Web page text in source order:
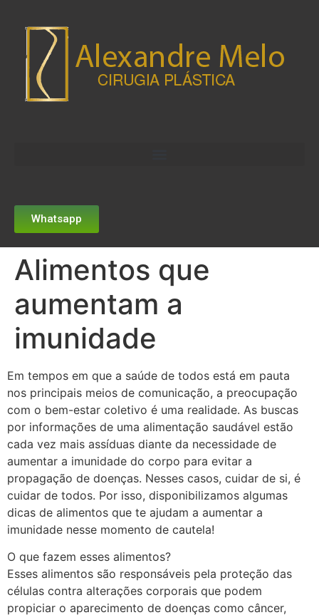
Whatsapp
Alimentos que
aumentam a
imunidade
Em tempos em que a saúde de todos está em pauta
nos principais meios de comunicação, a preocupação
com o bem-estar coletivo é uma realidade. As buscas
por informações de uma alimentação saudável estão
cada vez mais assíduas diante da necessidade de
aumentar a imunidade do corpo para evitar a
propagação de doenças. Nesses casos, cuidar de si, é
cuidar de todos. Por isso, disponibilizamos algumas
dicas de alimentos que te ajudam a aumentar a
imunidade nesse momento de cautela!
O que fazem esses alimentos?
Esses alimentos são responsáveis pela proteção das
células contra alterações corporais que podem
propiciar o aparecimento de doenças como câncer,